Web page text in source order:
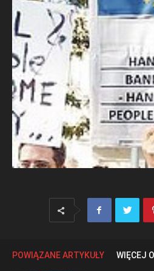
POWIĄZANE ARTYKUŁY WIĘCEJ